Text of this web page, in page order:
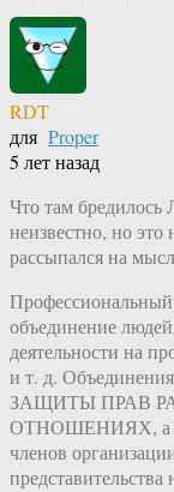
RDT
для Proper
5 лет назад
Что там
неизвестно, но
рассыпался на
объединение
деятельности на
и т. д.
ЗАЩИТЫ ПРАВ
ОТНОШЕНИЯХ, а
членов